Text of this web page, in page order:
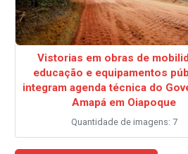
Vistorias em obras de
educação e equipamentos
integram agenda técnica do
Amapá em Oiapoque
Quantidade de imagens: 7